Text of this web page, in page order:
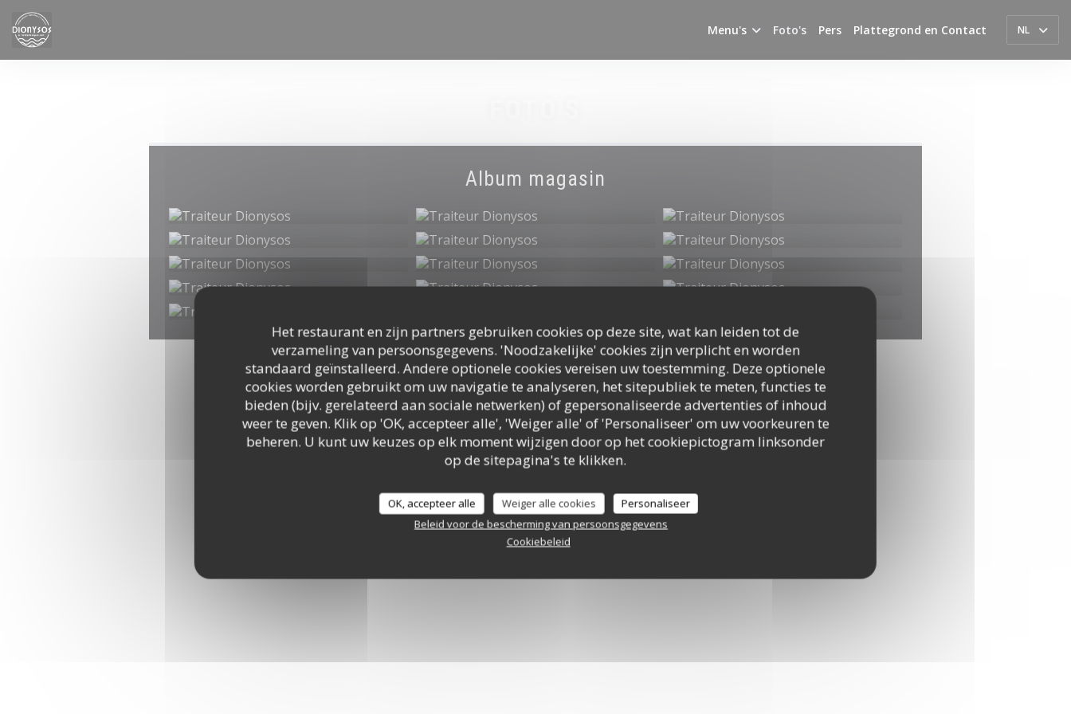
Cookies beheer paneel
Het restaurant en zijn partners gebruiken cookies op deze site, wat kan leiden tot de
verzameling van persoonsgegevens. 'Noodzakelijke' cookies zijn verplicht en worden
standaard geïnstalleerd. Andere optionele cookies vereisen uw toestemming. Deze optionele
cookies worden gebruikt om uw navigatie te analyseren, het sitepubliek te meten, functies te
bieden (bijv. gerelateerd aan sociale netwerken) of gepersonaliseerde advertenties of inhoud
weer te geven. Klik op 'OK, accepteer alle', 'Weiger alle' of 'Personaliseer' om uw voorkeuren te
beheren. U kunt uw keuzes op elk moment wijzigen door op het cookiepictogram linksonder
op de sitepagina's te klikken.
OK, accepteer alle Weiger alle cookies
Personaliseer
Beleid voor de bescherming van persoonsgegevens
Cookiebeleid
Menu's Foto's Pers Plattegrond en Contact NL
Album magasin